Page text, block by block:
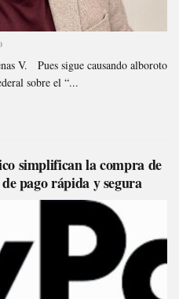
V. Pues sigue causando alboroto
sobre el “...
simplifican la compra de
pago rápida y segura